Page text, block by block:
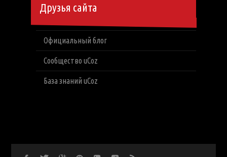
Друзья сайта
Официальный блог
Сообщество uCoz
База знаний uCoz